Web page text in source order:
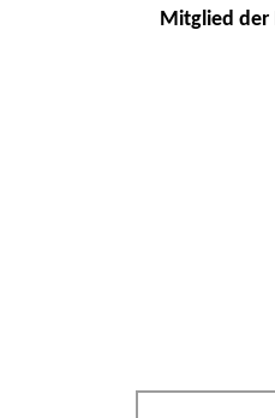
Mitglied der